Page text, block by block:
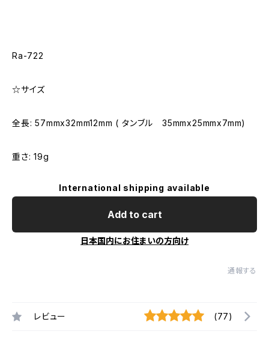
Ra-722
☆サイズ
全長: 57mmx32mm12mm ( タンブル 35mmx25mmx7mm)
重さ: 19g
International shipping available
Add to cart
日本国内にお住まいの方向け
通報する
レビュー (77)